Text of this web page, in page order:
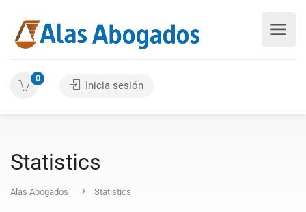
0
Inicia sesión
Statistics
Alas Abogados Statistics